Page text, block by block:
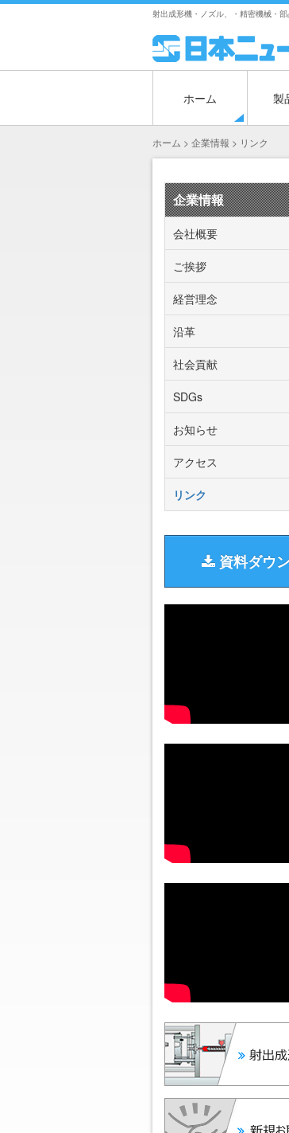
射出成形機・ノズル、・精密機械・
ホーム 製
ホーム > 企業情報 > リンク
企業情報
会社概要
ご挨拶
経営理念
沿革
社会貢献
SDGs
お知らせ
アクセス
リンク
資料ダウ